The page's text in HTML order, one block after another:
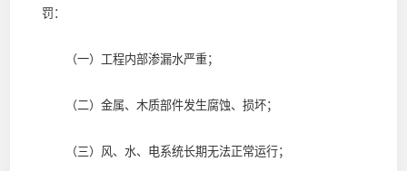
罚：
（一）工程内部渗漏水严重；
（二）金属、木质部件发生腐蚀、损坏；
（三）风、水、电系统长期无法正常运行；